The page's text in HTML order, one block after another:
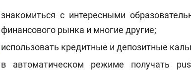
знакомиться с интересными
финансового рынка и многие другие;
использовать кредитные и депозитные
в автоматическом режиме получать